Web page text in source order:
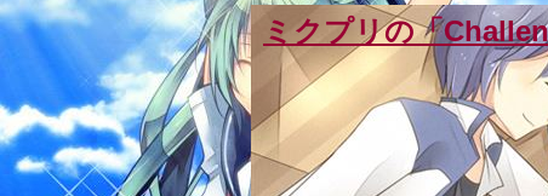
ミクプリの「